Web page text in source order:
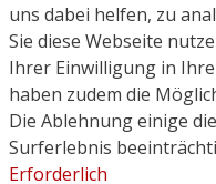
uns dabei helfen, zu
Sie diese Webseite
Ihrer Einwilligung in
haben zudem die
Die Ablehnung einige
Surferlebnis
Erforderlich